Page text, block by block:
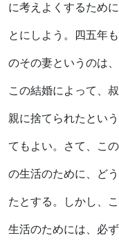
に考えよくするため
とにしよう。四五年
のその妻というのは
この結婚によって、
親に捨てられたとい
てもよい。さて、こ
の生活のために、ど
たとする。しかし、
生活のためには、必